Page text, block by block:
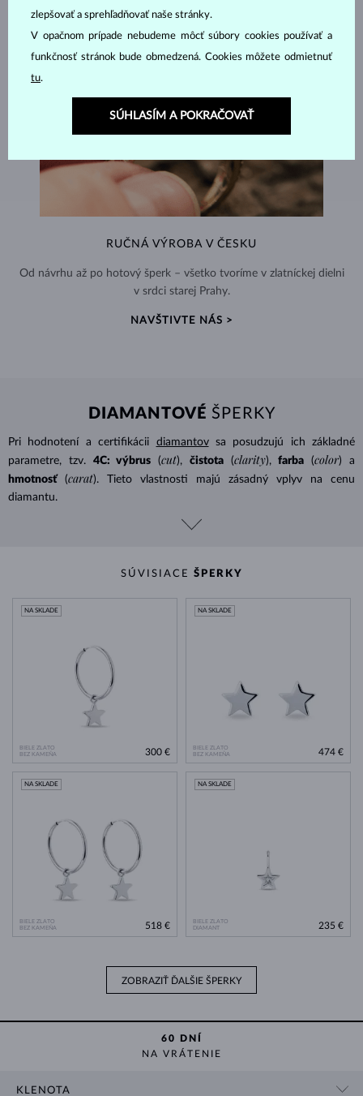
RUČNÁ VÝROBA V ČESKU
Od návrhu až po hotový šperk – všetko tvoríme v zlatníckej dielni
v srdci starej Prahy.
NAVŠTIVTE NÁS >
DIAMANTOVÉ ŠPERKY
Pri hodnotení a certifikácii diamantovsa posudzujú ich základné
parametre, tzv.
4C: výbrus (cut), čistota (clarity), farba (color) a
hmotnosť
(carat). Tieto vlastnosti majú zásadný vplyv na cenu
diamantu.
SÚVISIACE ŠPERKY
BIELE ZLATO
BEZ KAMEŇA
NA SKLADE
300 €
BIELE ZLATO
BEZ KAMEŇA
NA SKLADE
474 €
BIELE ZLATO
BEZ KAMEŇA
NA SKLADE
518 €
BIELE ZLATO
DIAMANT
NA SKLADE
235 €
ZOBRAZIŤ ĎALŠIE ŠPERKY
60 DNÍ
NA VRÁTENIE
KLENOTA
zlepšovať a sprehľadňovať naše stránky.
V opačnom prípade nebudeme môcť súbory cookies používať a
funkčnosť stránok bude obmedzená. Cookies môžete odmietnuť
tu.
SÚHLASÍM A POKRAČOVAŤ